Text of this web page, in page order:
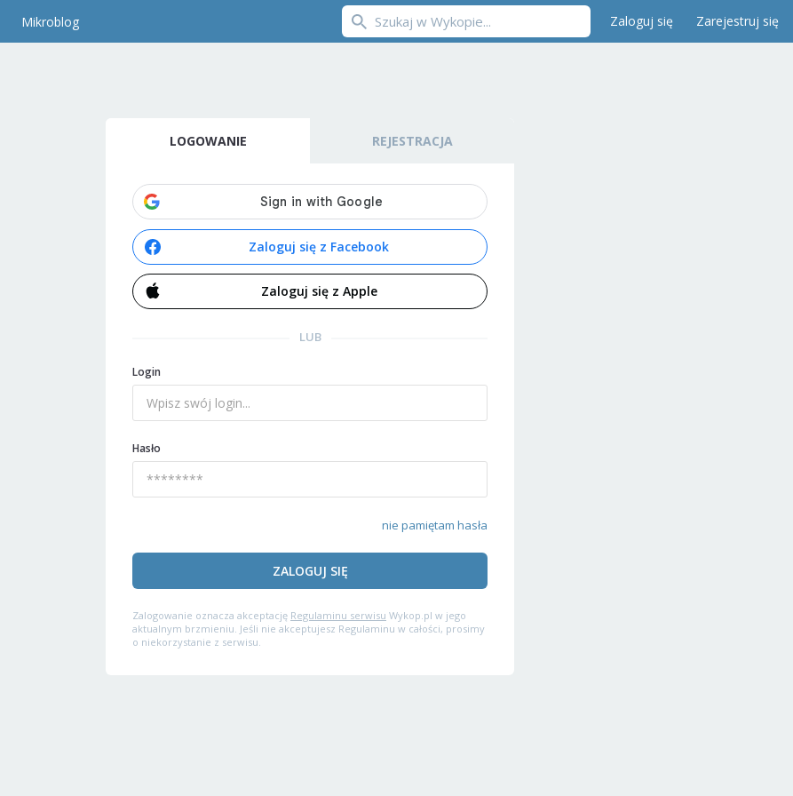
Mikroblog Zaloguj się Zarejestruj się
LOGOWANIE REJESTRACJA
Zaloguj się z Facebook
Zaloguj się z Apple
LUB
Login
Hasło
nie pamiętam hasła
ZALOGUJ SIĘ
Zalogowanie oznacza akceptację Regulaminu serwisu Wykop.pl w jego
aktualnym brzmieniu. Jeśli nie akceptujesz Regulaminu w całości, prosimy
o niekorzystanie z serwisu.